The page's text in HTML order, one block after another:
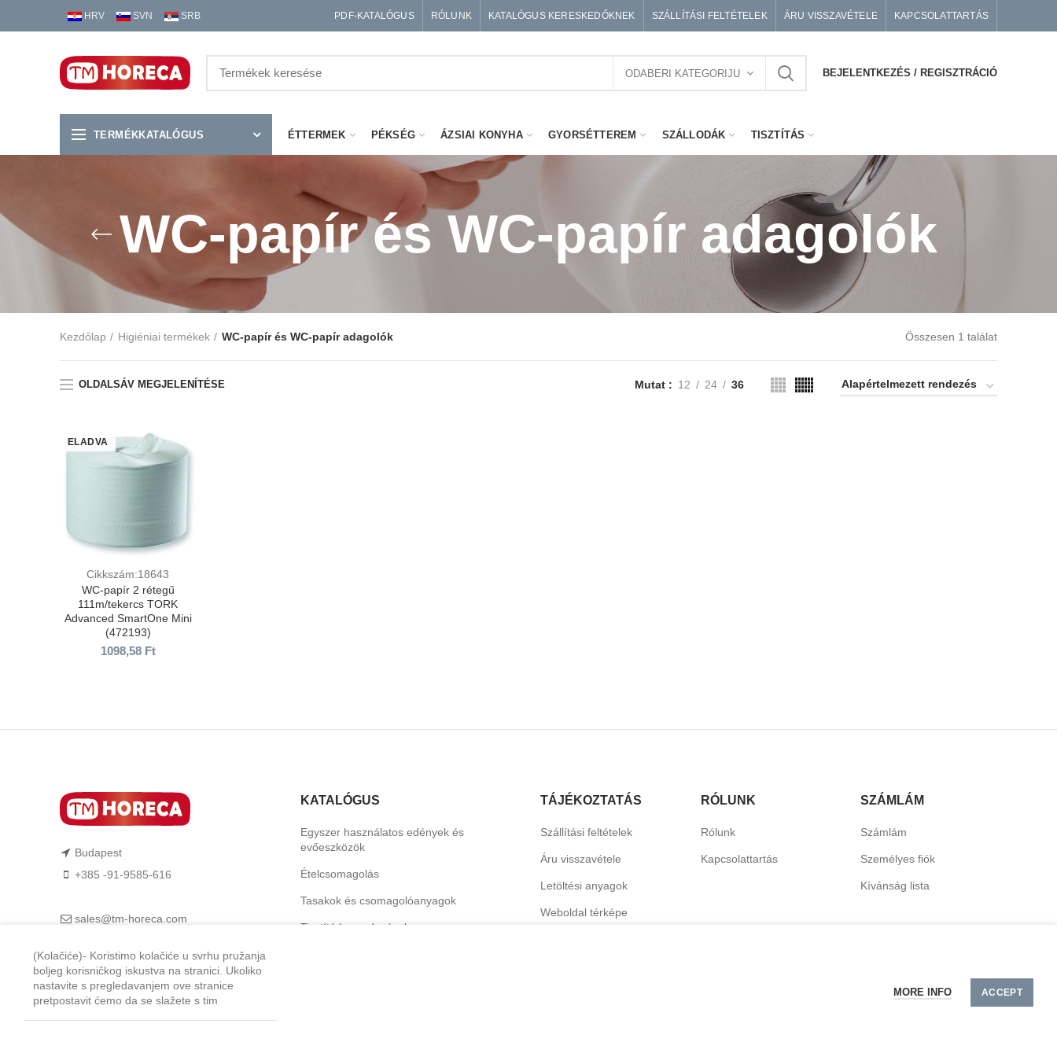
HRV SVN SRB PDF-KATALÓGUS RÓLUNK KATALÓGUS KERESKEDŐKNEK SZÁLLÍTÁSI FELTÉTELEK ÁRU VISSZAVÉTELE KAPCSOLATTARTÁS
ODABERI KATEGORIJU BEJELENTKEZÉS / REGISZTRÁCIÓ
TERMÉKKATALÓGUS ÉTTERMEK PÉKSÉG ÁZSIAI KONYHA GYORSÉTTEREM SZÁLLODÁK TISZTÍTÁS
WC-papír és WC-papír adagolók
Kezdőlap Higiéniai termékek WC-papír és WC-papír adagolók Összesen 1 találat
OLDALSÁV MEGJELENÍTÉSE Mutat 12 24 36
ELADVA
Cikkszám:18643
WC-papír 2 rétegű
111m/tekercs TORK
Advanced SmartOne Mini
(472193)
1098,58 Ft
Budapest
+385 -91-9585-616
sales@tm-horeca.com
KATALÓGUS
Egyszer használatos edények és
evőeszközök
Ételcsomagolás
Tasakok és csomagolóanyagok
Tisztító berendezések
TÁJÉKOZTATÁS
Szállítási feltételek
Áru visszavétele
Letöltési anyagok
Weboldal térképe
RÓLUNK
Rólunk
Kapcsolattartás
SZÁMLÁM
Számlám
Személyes fiók
Kívánság lista
(Kolačiće)- Koristimo kolačiće u svrhu pružanja
boljeg korisničkog iskustva na stranici. Ukoliko
nastavite s pregledavanjem ove stranice
pretpostavit ćemo da se slažete s tim
MORE INFO ACCEPT